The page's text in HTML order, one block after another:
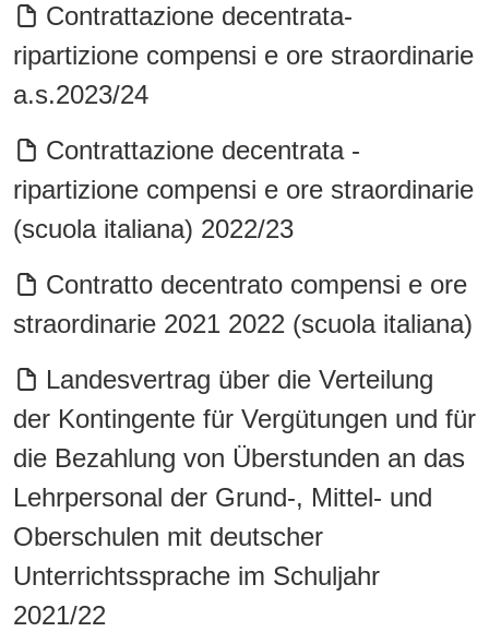
Contrattazione decentrata-
ripartizione compensi e ore straordinarie
a.s.2023/24
Contrattazione decentrata -
ripartizione compensi e ore straordinarie
(scuola italiana) 2022/23
Contratto decentrato compensi e ore
straordinarie 2021 2022 (scuola italiana)
Landesvertrag über die Verteilung
der Kontingente für Vergütungen und für
die Bezahlung von Überstunden an das
Lehrpersonal der Grund-, Mittel- und
Oberschulen mit deutscher
Unterrichtssprache im Schuljahr
2021/22